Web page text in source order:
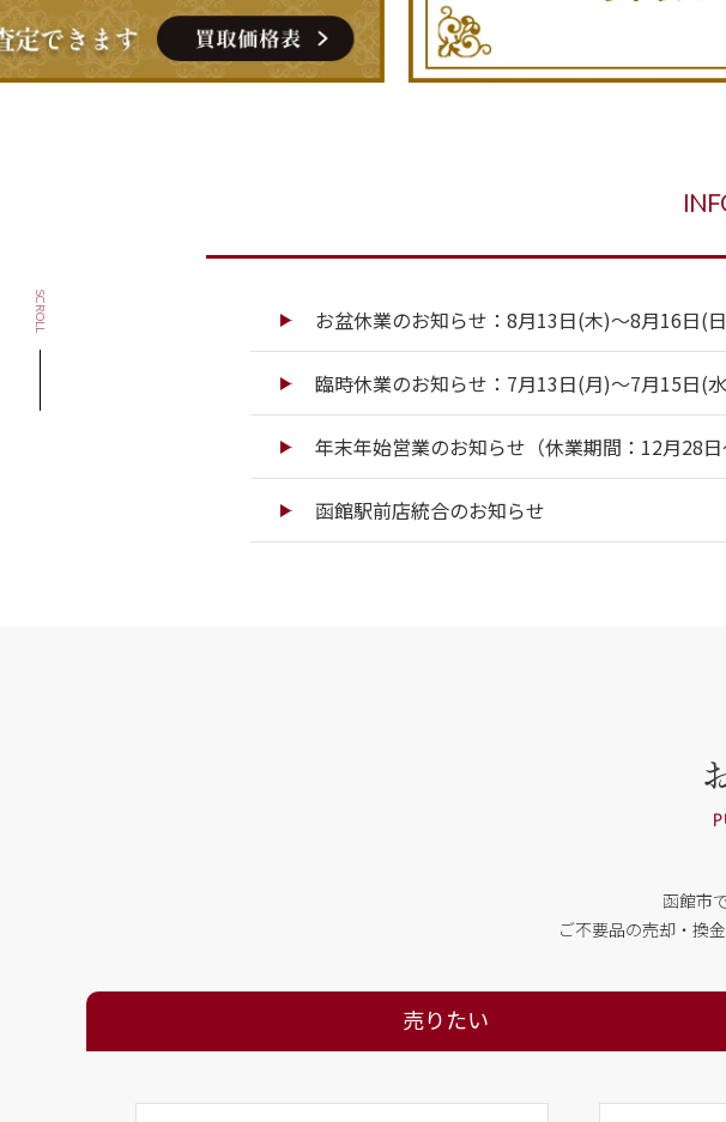
SCROLL お盆休業のお知らせ：8月13日(木)～8月16日(
臨時休業のお知らせ：7月13日(月)～7月15日(
年末年始営業のお知らせ（休業期間：12月28日
函館駅前店統合のお知らせ
函館市
ご不要品の売却・換
売りたい